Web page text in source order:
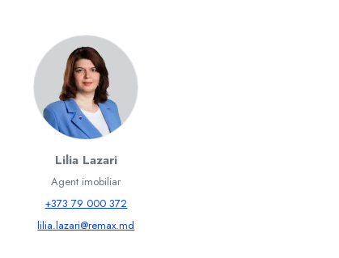
Lilia Lazari
Agent imobiliar
+373 79 000 372
lilia.lazari@remax.md